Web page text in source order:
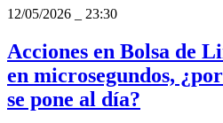
12/05/2026
23:30
Acciones en Bolsa de
en microsegundos,
se pone al día?